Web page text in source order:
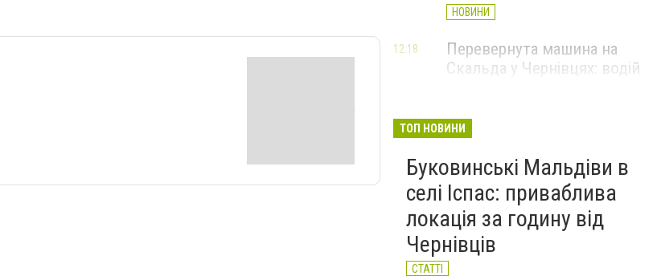
НОВИНИ
Перевернута машина на
Скальда у Чернівцях: водій
12:18
зафіксували новий
історичний температурний
максимум
НОВИНИ
ТОП НОВИНИ
Буковинські Мальдіви в
селі Іспас: приваблива
локація за годину від
Чернівців
СТАТТІ